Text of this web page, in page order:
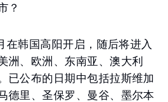
？
在韩国高阳开启，随后将进入
洲、欧洲、东南亚、澳大利
已公布的日期中包括拉斯维加
德里、圣保罗、曼谷、墨尔本